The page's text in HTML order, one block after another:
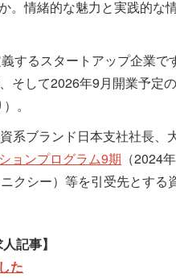
情緒的な魅力と実践的
るスタートアップ企業
して2026年9月開業予定
。
ブランド日本支社社長
ョンプログラム9期 （2024
クシー）等を引受先とする
記事】
た